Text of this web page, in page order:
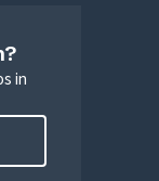
in